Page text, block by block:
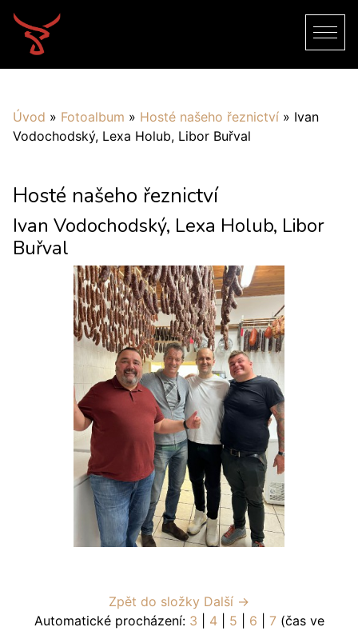
Úvod » Fotoalbum » Hosté našeho řeznictví » Ivan
Vodochodský, Lexa Holub, Libor Buřval
Hosté našeho řeznictví
Ivan Vodochodský, Lexa Holub, Libor
Buřval
Zpět do složky Další →
Automatické procházení: 3 4| 5 6 7(čas ve